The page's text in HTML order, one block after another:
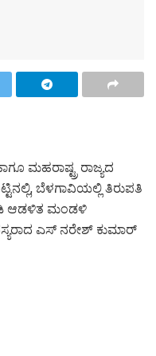
ಮಹರಾಷ್ಟ್ರ ರಾಜ್ಯದ
ಬೆಳಗಾವಿಯಲ್ಲಿ ತಿರುಪತಿ
ಆಡಳಿತ ಮಂಡಳಿ
ಎಸ್‌ ನರೇಶ್‌ ಕುಮಾರ್‌